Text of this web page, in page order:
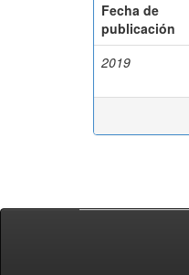
Fecha de
publicación
2019